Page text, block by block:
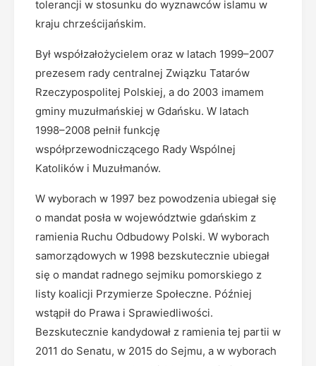
tolerancji w stosunku do wyznawców islamu w
kraju chrześcijańskim.
Był współzałożycielem oraz w latach 1999–2007
prezesem rady centralnej Związku Tatarów
Rzeczypospolitej Polskiej, a do 2003 imamem
gminy muzułmańskiej w Gdańsku. W latach
1998–2008 pełnił funkcję
współprzewodniczącego Rady Wspólnej
Katolików i Muzułmanów.
W wyborach w 1997 bez powodzenia ubiegał się
o mandat posła w województwie gdańskim z
ramienia Ruchu Odbudowy Polski. W wyborach
samorządowych w 1998 bezskutecznie ubiegał
się o mandat radnego sejmiku pomorskiego z
listy koalicji Przymierze Społeczne. Później
wstąpił do Prawa i Sprawiedliwości.
Bezskutecznie kandydował z ramienia tej partii w
2011 do Senatu, w 2015 do Sejmu, a w wyborach